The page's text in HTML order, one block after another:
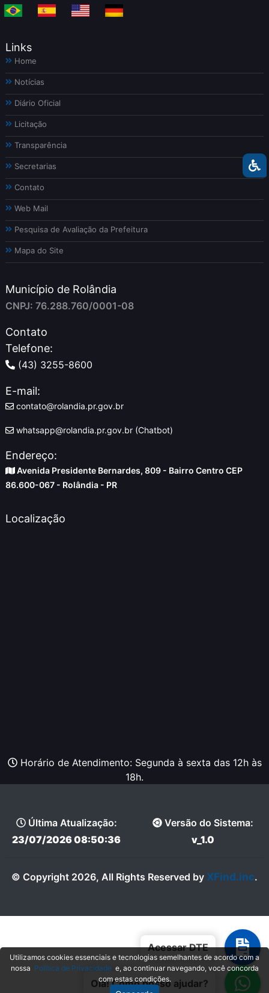
Acessar DTE
Olá! Como posso ajudar?
Links
Home
Notícias
Diário Oficial
Licitação
Transparência
Secretarias
Contato
Web Mail
Pesquisa de Avaliação da Prefeitura
Mapa do Site
Município de Rolândia
CNPJ: 76.288.760/0001-08
Contato
Telefone:
(43) 3255-8600
E-mail:
contato@rolandia.pr.gov.br
whatsapp@rolandia.pr.gov.br (Chatbot)
Endereço:
Avenida Presidente Bernardes, 809 - Bairro Centro CEP
86.600-067 - Rolândia - PR
Localização
Horário de Atendimento: Segunda à sexta das 12h às
18h.
Última Atualização:
23/07/2026 08:50:36
Versão do Sistema:
v_1.0
© Copyright 2026, All Rights Reserved by XFind.inc.
Utilizamos cookies essenciais e tecnologias semelhantes de acordo com a
nossa Política de Privacidadee, ao continuar navegando, você concorda
com estas condições.